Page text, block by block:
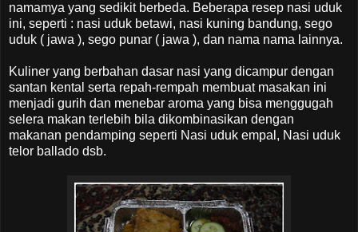
namamya yang sedikit berbeda. Beberapa resep nasi uduk
ini, seperti : nasi uduk betawi, nasi kuning bandung, sego
uduk ( jawa ), sego punar ( jawa ), dan nama nama lainnya.
Kuliner yang berbahan dasar nasi yang dicampur dengan
santan kental serta repah-rempah membuat masakan ini
menjadi gurih dan menebar aroma yang bisa menggugah
selera makan terlebih bila dikombinasikan dengan
makanan pendamping seperti Nasi uduk empal, Nasi uduk
telor ballado dsb.